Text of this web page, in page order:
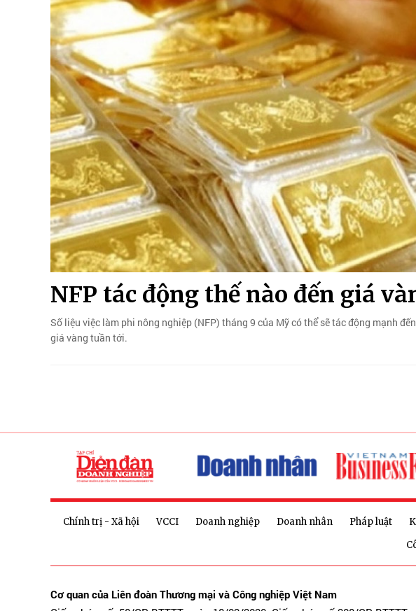
NFP tác động thế nào đến giá
Số liệu việc làm phi nông nghiệp (NFP) tháng 9 của Mỹ có thể sẽ tác động mạnh
giá vàng tuần tới.
Chính trị - Xã hội VCCI Doanh nghiệp Doanh nhân Pháp luật
Cơ quan của Liên đoàn Thương mại và Công nghiệp Việt Nam